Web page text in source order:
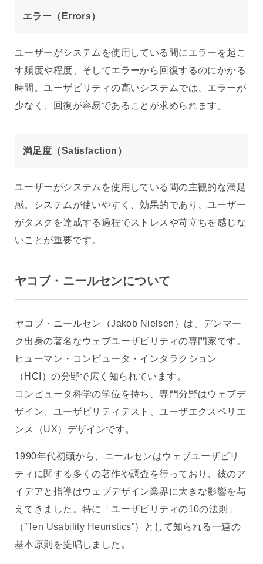
エラー（Errors）
ユーザーがシステムを使用している間にエラーを起こ
す頻度や程度、そしてエラーから回復するのにかかる
時間。ユーザビリティの高いシステムでは、エラーが
少なく、回復が容易であることが求められます。
満足度（Satisfaction）
ユーザーがシステムを使用している間の主観的な満足
感。システムが使いやすく、効果的であり、ユーザー
がタスクを達成する過程でストレスや苛立ちを感じな
いことが重要です。
ヤコブ・ニールセンについて
ヤコブ・ニールセン（Jakob Nielsen）は、デンマー
ク出身の著名なウェブユーザビリティの専門家です。
ヒューマン・コンピュータ・インタラクション
（HCI）の分野で広く知られています。
コンピュータ科学の学位を持ち、専門分野はウェブデ
ザイン、ユーザビリティテスト、ユーザエクスペリエ
ンス（UX）デザインです。
1990年代初頭から、ニールセンはウェブユーザビリ
ティに関する多くの著作や調査を行っており、彼のア
イデアと指導はウェブデザイン業界に大きな影響を与
えてきました。特に「ユーザビリティの10の法則」
（”Ten Usability Heuristics”）として知られる一連の
基本原則を提唱しました。